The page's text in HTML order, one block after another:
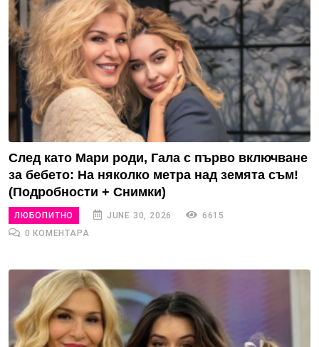
След като Мари роди, Гала с първо включване
за бебето: На няколко метра над земята съм!
(Подробности + Снимки)
ЛЮБОПИТНО JUNE 30, 2026
6615
0 КОМЕНТАРА